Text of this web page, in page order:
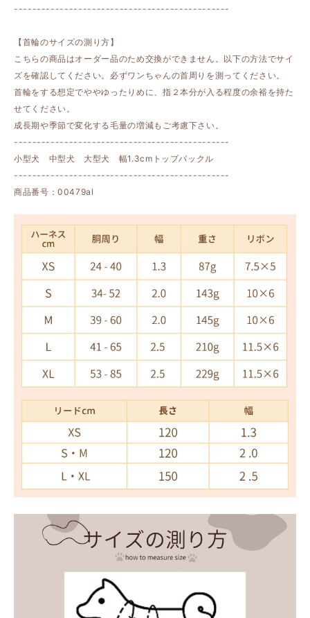
-----------------------------------------------
【首輪のサイズの測り方】
こちらの商品はオーダー品のため交換ができません。以下の方法でサイ
ズを確認してください。必ずワンちゃんの首周りを測ってください。
首輪をする想定でややゆったりめに、指２本分が入る程度の余裕を持た
せてください。
成長期や季節で変化する毛量の増減もご考慮下さい。
-----------------------------------------------
小型犬 中型犬 大型犬 幅1.3cmトップバックル
-----------------------------------------------
商品番号：00479al